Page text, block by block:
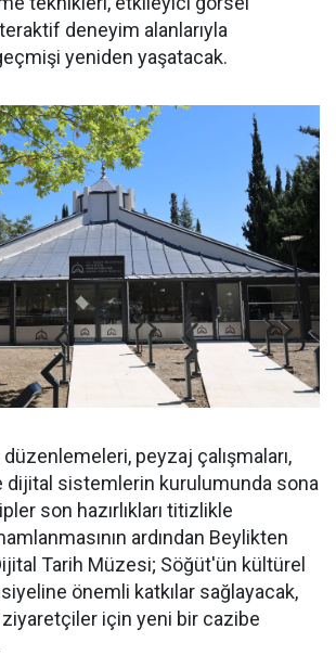
deneyim alanlarıyla
yeniden yaşatacak.
peyzaj çalışmaları,
dijital sistemlerin kurulumunda sona
son hazırlıkları titizlikle
ardından Beylikten
Tarih Müzesi; Söğüt'ün kültürel
önemli katkılar sağlayacak,
ziyaretçiler için yeni bir cazibe